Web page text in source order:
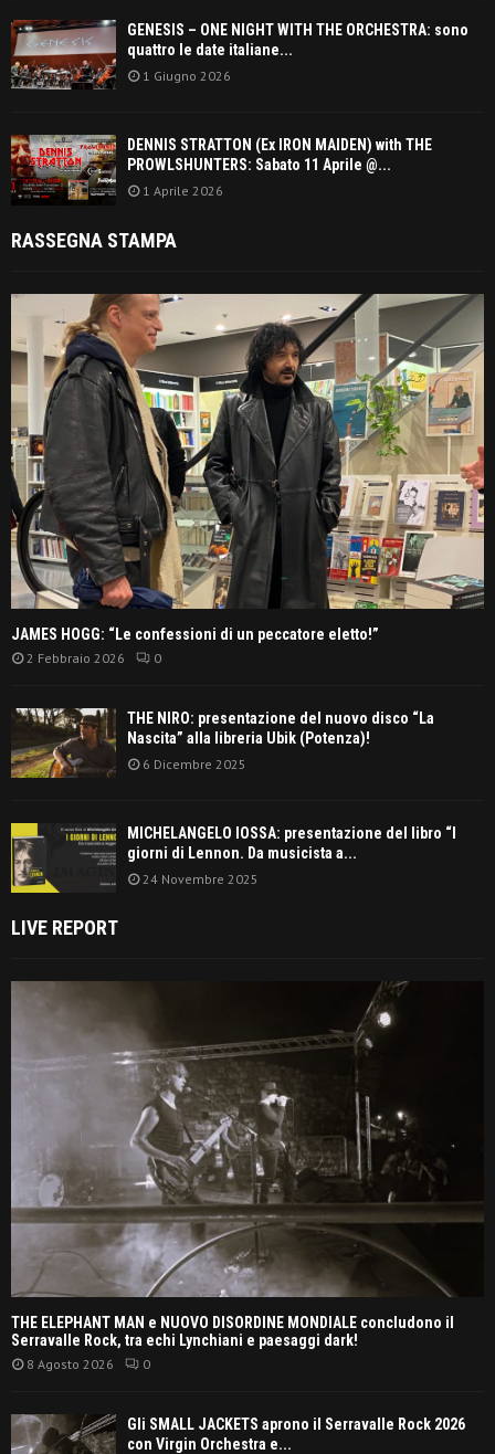
GENESIS – ONE NIGHT WITH THE ORCHESTRA: sono
quattro le date italiane...
1 Giugno 2026
DENNIS STRATTON (Ex IRON MAIDEN) with THE
PROWLSHUNTERS: Sabato 11 Aprile @...
1 Aprile 2026
RASSEGNA STAMPA
JAMES HOGG: “Le confessioni di un peccatore eletto!”
2 Febbraio 2026 0
THE NIRO: presentazione del nuovo disco “La
Nascita” alla libreria Ubik (Potenza)!
6 Dicembre 2025
MICHELANGELO IOSSA: presentazione del libro “I
giorni di Lennon. Da musicista a...
24 Novembre 2025
LIVE REPORT
THE ELEPHANT MAN e NUOVO DISORDINE MONDIALE concludono il
Serravalle Rock, tra echi Lynchiani e paesaggi dark!
8 Agosto 2026 0
Gli SMALL JACKETS aprono il Serravalle Rock 2026
con Virgin Orchestra e...